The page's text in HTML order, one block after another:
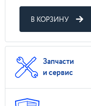
В КОРЗИНУ
Запчасти
и сервис